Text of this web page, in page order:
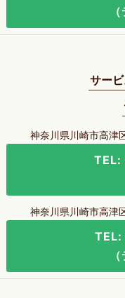
サー
神奈川県川崎市高津
神奈川県川崎市高津